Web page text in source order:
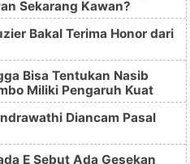
Sekarang Kawan?
Bakal Terima Honor dari
Bisa Tentukan Nasib
Miliki Pengaruh Kuat
Diancam Pasal
E Sebut Ada Gesekan